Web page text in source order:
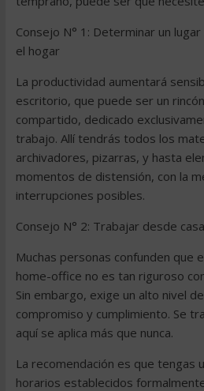
Consejo N° 1: Determinar un
el hogar
La productividad aumentará
escritorio, que puede ser un
compartido, dedicado
trabajo. Allí tendrás todos los
archivadores, pizarras, y hasta
momentos de distensión, con la
interrupciones posibles.
Consejo N° 2: Trabajar desde
Muchas personas confunden que
home-office no es tan riguroso
Sin embargo, exige un alto nivel
compromiso y cumplimiento. Se
aquí se aplica más que nunca.
La recomendación es que tengas
horarios establecidos